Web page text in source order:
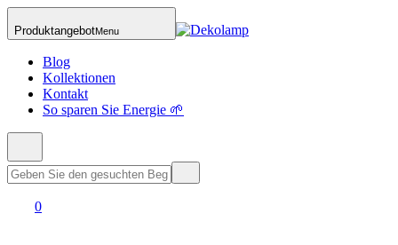
ProduktangebotMenu
Blog
Kollektionen
Kontakt
So sparen Sie Energie 🌱
0